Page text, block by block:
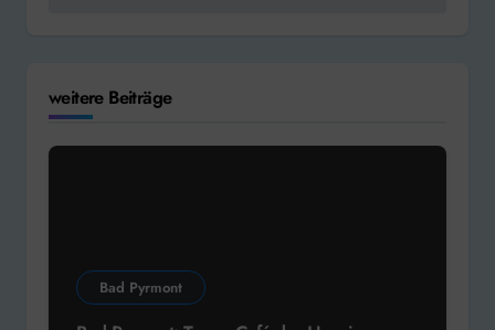
weitere Beiträge
Bad Pyrmont